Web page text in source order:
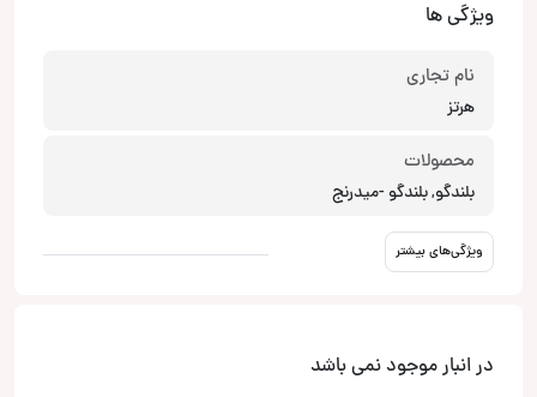
ویژگی ها
نام تجاری
هرتز
محصولات
بلندگو, بلندگو -میدرنج
ویژگی‌های بیشتر
در انبار موجود نمی باشد